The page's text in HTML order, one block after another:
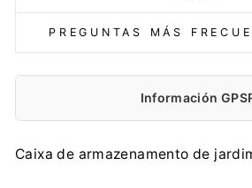
PREGUNTAS MÁS
Información
Fabricante:
PROSPERPLAST 1
Caixa de armazenamento de